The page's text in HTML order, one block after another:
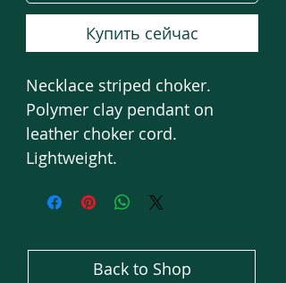
Купить сейчас
Necklace striped choker.
Polymer clay pendant on
leather choker cord.
Lightweight.
Back to Shop